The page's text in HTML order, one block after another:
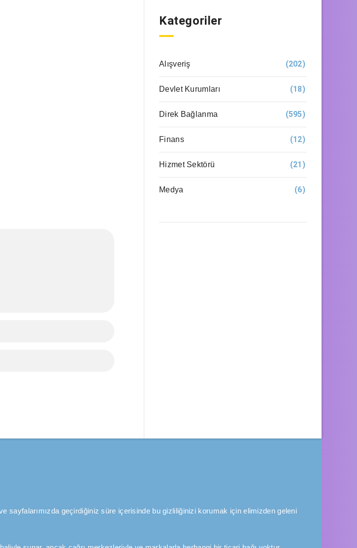
Kategoriler
Alışveriş (202)
Devlet Kurumları (18)
Direk Bağlanma (595)
Finans (12)
Hizmet Sektörü (21)
Medya (6)
sayfalarımızda geçirdiğiniz süre içerisinde bu gizliliğinizi korumak için elimizden geleni